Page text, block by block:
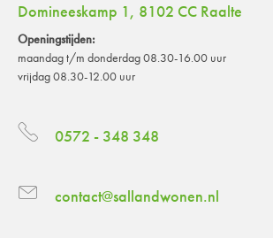
Domineeskamp 1, 8102 CC Raalte
Openingstijden:
maandag t/m donderdag 08.30-16.00 uur
vrijdag 08.30-12.00 uur
0572 - 348 348
contact@sallandwonen.nl